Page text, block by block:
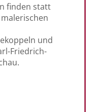
finden statt
und
Friedrich-